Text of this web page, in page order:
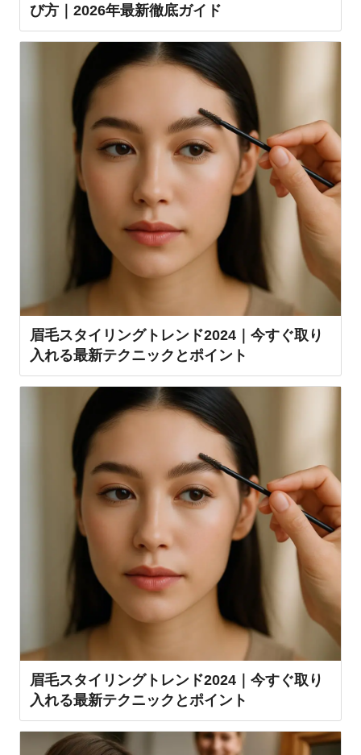
び方｜2026年最新徹底ガイド
眉毛スタイリングトレンド2024｜今すぐ取り
入れる最新テクニックとポイント
眉毛スタイリングトレンド2024｜今すぐ取り
入れる最新テクニックとポイント